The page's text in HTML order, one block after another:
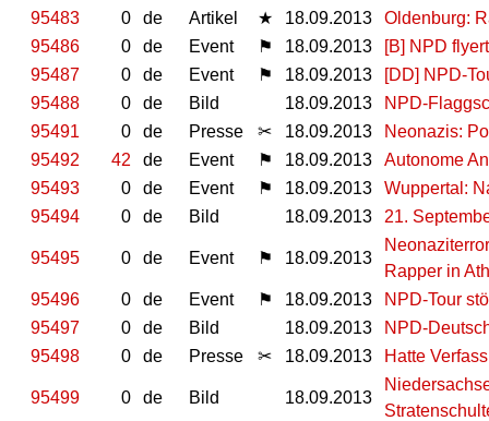
95483
0 de Artikel ★ 18.09.2013
Oldenburg:
95486
0 de Event ⚑ 18.09.2013
[B] NPD
95487
0 de Event ⚑ 18.09.2013
[DD] NPD-
95488
0 de Bild 18.09.2013
NPD-
95491
0 de Presse ✂ 18.09.2013
Neonazis:
95492
42 de Event ⚑ 18.09.2013
Autonome
95493
0 de Event ⚑ 18.09.2013
Wuppertal:
95494
0 de Bild 18.09.2013 21.
95495 0 de Event ⚑ 18.09.2013
Rapper in
95496
0 de Event ⚑ 18.09.2013
NPD-Tour
95497
0 de Bild 18.09.2013
NPD-
95498
0 de Presse ✂ 18.09.2013 Hatte
95499 0 de Bild 18.09.2013